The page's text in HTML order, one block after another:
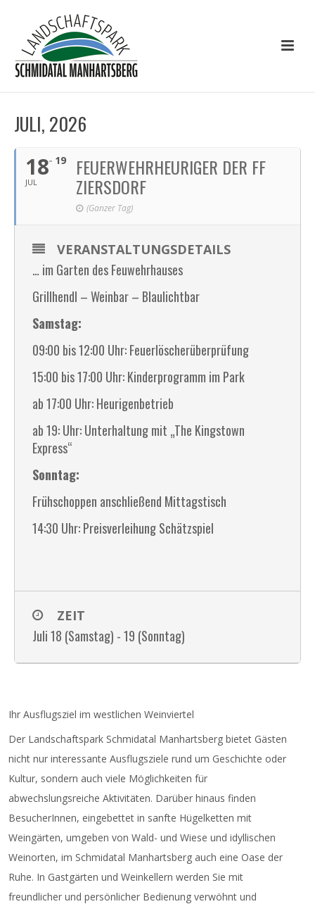
JULI, 2026
18
JUL
19 FEUERWEHRHEURIGER DER FF
ZIERSDORF
(Ganzer Tag)
VERANSTALTUNGSDETAILS
… im Garten des Feuwehrhauses
Grillhendl – Weinbar – Blaulichtbar
Samstag:
09:00 bis 12:00 Uhr: Feuerlöscherüberprüfung
15:00 bis 17:00 Uhr: Kinderprogramm im Park
ab 17:00 Uhr: Heurigenbetrieb
ab 19: Uhr: Unterhaltung mit „The Kingstown
Express“
Sonntag:
Frühschoppen anschließend Mittagstisch
14:30 Uhr: Preisverleihung Schätzspiel
ZEIT
Juli 18 (Samstag) - 19 (Sonntag)
Ihr Ausflugsziel im westlichen Weinviertel
Der Landschaftspark Schmidatal Manhartsberg bietet Gästen
nicht nur interessante Ausflugsziele rund um Geschichte oder
Kultur, sondern auch viele Möglichkeiten für
abwechslungsreiche Aktivitäten. Darüber hinaus finden
BesucherInnen, eingebettet in sanfte Hügelketten mit
Weingärten, umgeben von Wald- und Wiese und idyllischen
Weinorten, im Schmidatal Manhartsberg auch eine Oase der
Ruhe. In Gastgärten und Weinkellern werden Sie mit
freundlicher und persönlicher Bedienung verwöhnt und